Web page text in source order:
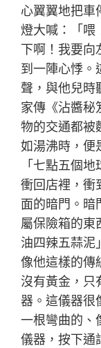
心翼翼地把車
燈大喊：「喂
下啊！我要向
到一陣心悸。
聲，與他兒時
家傳《沾醬秘
物的交通都被
如湯沸時，便
「七點五個
衝回店裡，衝
面的暗門。暗
屬保險箱的東
油四辣五蒜泥
像他這樣的傳
沒有黃金，只
器。這儀器很
一根彎曲的、
儀器，按下